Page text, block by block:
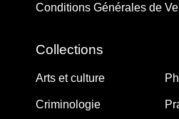
Conditions Générales de
Collections
Arts et culture
Criminologie